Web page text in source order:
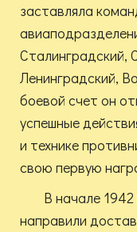
заставляла
Сталинградский,
Ленинградский,
боевой счет он
успешные
и технике
свою первую
В начале
направили